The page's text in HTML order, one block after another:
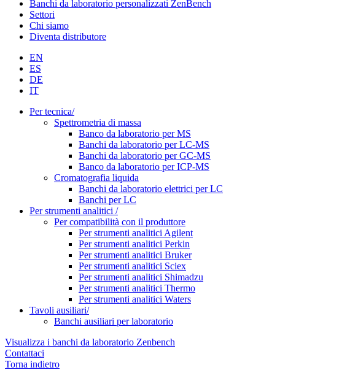
Banchi da laboratorio personalizzati ZenBench
Settori
Chi siamo
Diventa distributore
EN
ES
DE
IT
Per tecnica/
Spettrometria di massa
Banco da laboratorio per MS
Banchi da laboratorio per LC-MS
Banchi da laboratorio per GC-MS
Banco da laboratorio per ICP-MS
Cromatografia liquida
Banchi da laboratorio elettrici per LC
Banchi per LC
Per strumenti analitici /
Per compatibilità con il produttore
Per strumenti analitici Agilent
Per strumenti analitici Perkin
Per strumenti analitici Bruker
Per strumenti analitici Sciex
Per strumenti analitici Shimadzu
Per strumenti analitici Thermo
Per strumenti analitici Waters
Tavoli ausiliari/
Banchi ausiliari per laboratorio
Visualizza i banchi da laboratorio Zenbench
Contattaci
Torna indietro